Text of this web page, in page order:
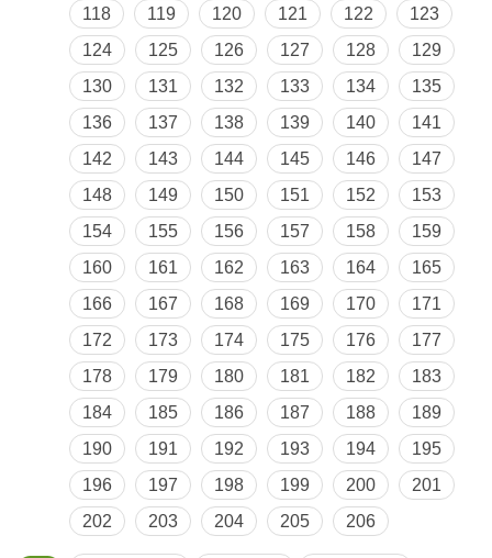
118
119 120 121 122
123
124
125 126 127 128
129
130
131 132 133 134
135
136
137 138 139 140
141
142
143 144 145 146
147
148
149 150 151 152
153
154
155 156 157 158
159
160
161 162 163 164
165
166
167 168 169 170
171
172
173 174 175 176
177
178
179 180 181 182
183
184
185 186 187 188
189
190
191 192 193 194
195
196
197 198 199 200
201
202
203 204 205 206